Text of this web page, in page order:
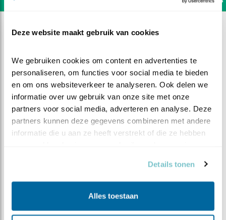
Deze website maakt gebruik van cookies
We gebruiken cookies om content en advertenties te
personaliseren, om functies voor social media te bieden
en om ons websiteverkeer te analyseren. Ook delen we
informatie over uw gebruik van onze site met onze
partners voor social media, adverteren en analyse. Deze
partners kunnen deze gegevens combineren met andere
informatie die u aan ze heeft verstrekt of die ze hebben
Details tonen
Alles toestaan
Is het buiten pluis ?